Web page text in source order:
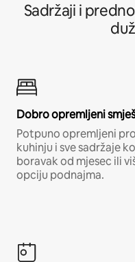
Sadržaji i
Dobro opremljeni
Potpuno opremljeni
kuhinju i sve sadržaje
boravak od mjesec ili
opciju podnajma.